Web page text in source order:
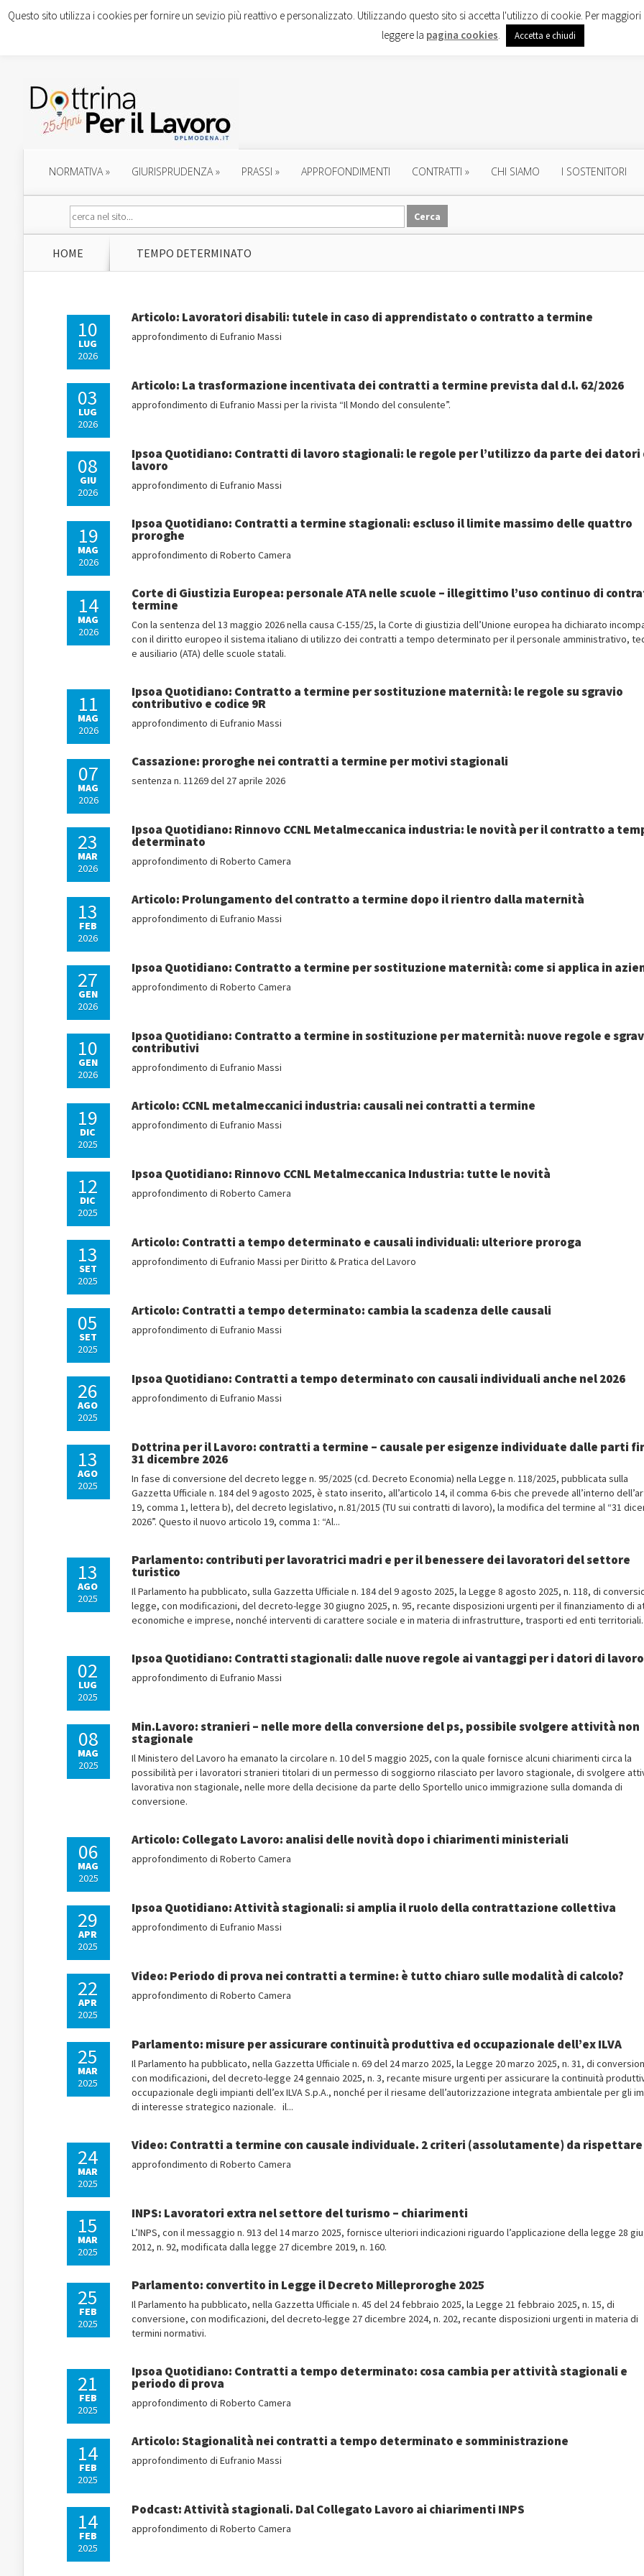
NORMATIVA» GIURISPRUDENZA» PRASSI » APPROFONDIMENTI CONTRATTI » CHI SIAMO I SOSTENITORI
HOME TEMPO DETERMINATO
10
LUG
2026
Articolo: Lavoratori disabili: tutele in caso di apprendistato o contratto a termine
approfondimento di Eufranio Massi
03
LUG
2026
Articolo: La trasformazione incentivata dei contratti a termine prevista dal d.l. 62/2026
approfondimento di Eufranio Massi per la rivista “Il Mondo del consulente”.
08
GIU
2026
Ipsoa Quotidiano: Contratti di lavoro stagionali: le regole per l’utilizzo da parte dei datori
lavoro
approfondimento di Eufranio Massi
19
MAG
2026
Ipsoa Quotidiano: Contratti a termine stagionali: escluso il limite massimo delle quattro
proroghe
approfondimento di Roberto Camera
14
MAG
2026
Corte di Giustizia Europea: personale ATA nelle scuole – illegittimo l’uso continuo di
termine
Con la sentenza del 13 maggio 2026 nella causa C-155/25, la Corte di giustizia dell’Unione europea ha dichiarato
con il diritto europeo il sistema italiano di utilizzo dei contratti a tempo determinato per il personale amministrativo,
e ausiliario (ATA) delle scuole statali.
11
MAG
2026
Ipsoa Quotidiano: Contratto a termine per sostituzione maternità: le regole su sgravio
contributivo e codice 9R
approfondimento di Eufranio Massi
07
MAG
2026
Cassazione: proroghe nei contratti a termine per motivi stagionali
sentenza n. 11269 del 27 aprile 2026
23
MAR
2026
Ipsoa Quotidiano: Rinnovo CCNL Metalmeccanica industria: le novità per il contratto a
determinato
approfondimento di Roberto Camera
13
FEB
2026
Articolo: Prolungamento del contratto a termine dopo il rientro dalla maternità
approfondimento di Eufranio Massi
27
GEN
2026
Ipsoa Quotidiano: Contratto a termine per sostituzione maternità: come si applica in
approfondimento di Roberto Camera
10
GEN
2026
Ipsoa Quotidiano: Contratto a termine in sostituzione per maternità: nuove regole e
contributivi
approfondimento di Eufranio Massi
19
DIC
2025
Articolo: CCNL metalmeccanici industria: causali nei contratti a termine
approfondimento di Eufranio Massi
12
DIC
2025
Ipsoa Quotidiano: Rinnovo CCNL Metalmeccanica Industria: tutte le novità
approfondimento di Roberto Camera
13
SET
2025
Articolo: Contratti a tempo determinato e causali individuali: ulteriore proroga
approfondimento di Eufranio Massi per Diritto & Pratica del Lavoro
05
SET
2025
Articolo: Contratti a tempo determinato: cambia la scadenza delle causali
approfondimento di Eufranio Massi
26
AGO
2025
Ipsoa Quotidiano: Contratti a tempo determinato con causali individuali anche nel 2026
approfondimento di Eufranio Massi
13
AGO
2025
Dottrina per il Lavoro: contratti a termine – causale per esigenze individuate dalle parti
31 dicembre 2026
In fase di conversione del decreto legge n. 95/2025 (cd. Decreto Economia) nella Legge n. 118/2025, pubblicata sulla
Gazzetta Ufficiale n. 184 del 9 agosto 2025, è stato inserito, all’articolo 14, il comma 6-bis che prevede all’interno
19, comma 1, lettera b), del decreto legislativo, n. 81/2015 (TU sui contratti di lavoro), la modifica del termine al “31
2026”. Questo il nuovo articolo 19, comma 1: “Al...
13
AGO
2025
Parlamento: contributi per lavoratrici madri e per il benessere dei lavoratori del settore
turistico
Il Parlamento ha pubblicato, sulla Gazzetta Ufficiale n. 184 del 9 agosto 2025, la Legge 8 agosto 2025, n. 118, di
legge, con modificazioni, del decreto-legge 30 giugno 2025, n. 95, recante disposizioni urgenti per il finanziamento di
economiche e imprese, nonché interventi di carattere sociale e in materia di infrastrutture, trasporti ed enti territoriali.
02
LUG
2025
Ipsoa Quotidiano: Contratti stagionali: dalle nuove regole ai vantaggi per i datori di lavoro
approfondimento di Eufranio Massi
08
MAG
2025
Min.Lavoro: stranieri – nelle more della conversione del ps, possibile svolgere attività non
stagionale
Il Ministero del Lavoro ha emanato la circolare n. 10 del 5 maggio 2025, con la quale fornisce alcuni chiarimenti circa la
possibilità per i lavoratori stranieri titolari di un permesso di soggiorno rilasciato per lavoro stagionale, di svolgere
lavorativa non stagionale, nelle more della decisione da parte dello Sportello unico immigrazione sulla domanda di
conversione.
06
MAG
2025
Articolo: Collegato Lavoro: analisi delle novità dopo i chiarimenti ministeriali
approfondimento di Roberto Camera
29
APR
2025
Ipsoa Quotidiano: Attività stagionali: si amplia il ruolo della contrattazione collettiva
approfondimento di Eufranio Massi
22
APR
2025
Video: Periodo di prova nei contratti a termine: è tutto chiaro sulle modalità di calcolo?
approfondimento di Roberto Camera
25
MAR
2025
Parlamento: misure per assicurare continuità produttiva ed occupazionale dell’ex ILVA
Il Parlamento ha pubblicato, nella Gazzetta Ufficiale n. 69 del 24 marzo 2025, la Legge 20 marzo 2025, n. 31, di
con modificazioni, del decreto-legge 24 gennaio 2025, n. 3, recante misure urgenti per assicurare la continuità
occupazionale degli impianti dell’ex ILVA S.p.A., nonché per il riesame dell’autorizzazione integrata ambientale per gli
di interesse strategico nazionale. il...
24
MAR
2025
Video: Contratti a termine con causale individuale. 2 criteri (assolutamente) da rispettare
approfondimento di Roberto Camera
15
MAR
2025
INPS: Lavoratori extra nel settore del turismo – chiarimenti
L’INPS, con il messaggio n. 913 del 14 marzo 2025, fornisce ulteriori indicazioni riguardo l’applicazione della legge 28
2012, n. 92, modificata dalla legge 27 dicembre 2019, n. 160.
25
FEB
2025
Parlamento: convertito in Legge il Decreto Milleproroghe 2025
Il Parlamento ha pubblicato, nella Gazzetta Ufficiale n. 45 del 24 febbraio 2025, la Legge 21 febbraio 2025, n. 15, di
conversione, con modificazioni, del decreto-legge 27 dicembre 2024, n. 202, recante disposizioni urgenti in materia di
termini normativi.
21
FEB
2025
Ipsoa Quotidiano: Contratti a tempo determinato: cosa cambia per attività stagionali e
periodo di prova
approfondimento di Roberto Camera
14
FEB
2025
Articolo: Stagionalità nei contratti a tempo determinato e somministrazione
approfondimento di Eufranio Massi
14
FEB
2025
Podcast: Attività stagionali. Dal Collegato Lavoro ai chiarimenti INPS
approfondimento di Roberto Camera
Questo sito utilizza i cookies per fornire un sevizio più reattivo e personalizzato. Utilizzando questo sito si accetta l'utilizzo di cookie. Per
leggere la pagina cookies. Accetta e chiudi